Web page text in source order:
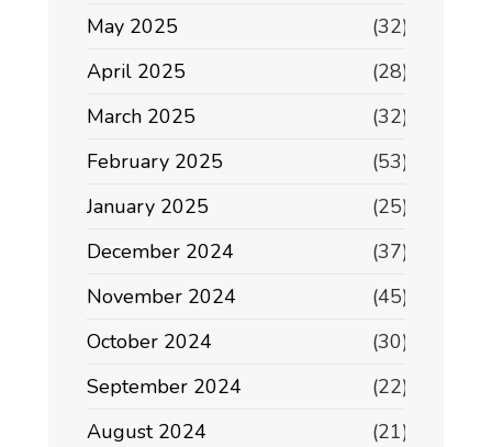
May 2025
(32)
April 2025
(28)
March 2025
(32)
February 2025
(53)
January 2025
(25)
December 2024
(37)
November 2024
(45)
October 2024
(30)
September 2024
(22)
August 2024
(21)